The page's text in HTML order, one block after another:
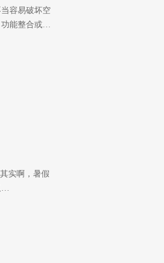
容易破坏空
功能整合或…
实啊，暑假
…